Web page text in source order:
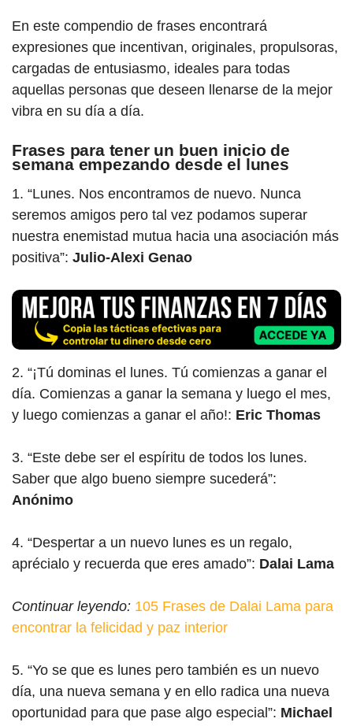
En este compendio de frases encontrará
expresiones que incentivan, originales, propulsoras,
cargadas de entusiasmo, ideales para todas
aquellas personas que deseen llenarse de la mejor
vibra en su día a día.
Frases para tener un buen inicio de
semana empezando desde el lunes
1. “Lunes. Nos encontramos de nuevo. Nunca
seremos amigos pero tal vez podamos superar
nuestra enemistad mutua hacia una asociación más
positiva”: Julio-Alexi Genao
2. “¡Tú dominas el lunes. Tú comienzas a ganar el
día. Comienzas a ganar la semana y luego el mes,
y luego comienzas a ganar el año!: Eric Thomas
3. “Este debe ser el espíritu de todos los lunes.
Saber que algo bueno siempre sucederá”:
Anónimo
4. “Despertar a un nuevo lunes es un regalo,
aprécialo y recuerda que eres amado”: Dalai Lama
Continuar leyendo: 105 Frases de Dalai Lama para
encontrar la felicidad y paz interior
5. “Yo se que es lunes pero también es un nuevo
día, una nueva semana y en ello radica una nueva
oportunidad para que pase algo especial”: Michael